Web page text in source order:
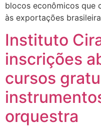
blocos econômicos que
às exportações
Instituto
inscrições
cursos
orquestra